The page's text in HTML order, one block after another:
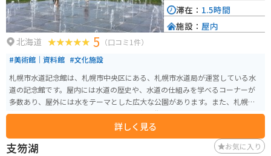
北海道 5 （口コミ1件）
#美術館｜資料館 #文化施設
札幌市水道記念館は、札幌市中央区にある、札幌市水道局が運営している水
道の記念館です。屋内には水道の歴史や、水道の仕組みを学べるコーナーが
多数あり、屋外には水をテーマとした広大な公園があります。また、札幌市
内の小高い丘の上に建っているため、札幌の街並みを見下ろすことができる
詳しく見る
滞在： 1.5時間
施設： 屋内
支笏湖 お気に入り